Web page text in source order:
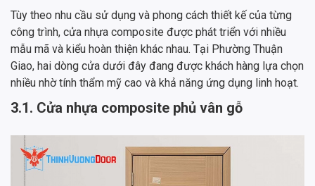
Tùy theo nhu cầu sử dụng và phong cách thiết kế của từng
công trình, cửa nhựa composite được phát triển với nhiều
mẫu mã và kiểu hoàn thiện khác nhau. Tại Phường Thuận
Giao, hai dòng cửa dưới đây đang được khách hàng lựa chọn
nhiều nhờ tính thẩm mỹ cao và khả năng ứng dụng linh hoạt.
3.1. Cửa nhựa composite phủ vân gỗ